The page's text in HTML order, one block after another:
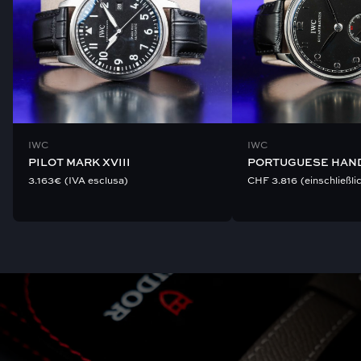
IWC
PILOT MARK XVIII
3.163€ (IVA esclusa)
IWC
PORTUGUESE
CHF3.816